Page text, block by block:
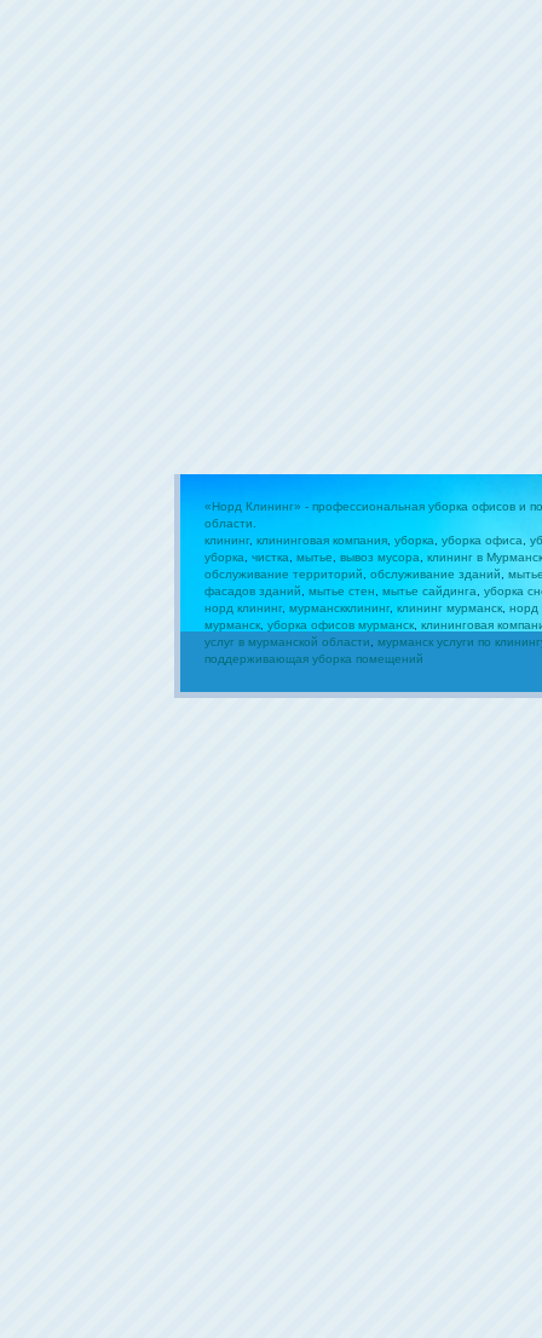
«Норд Клининг» - профессиональная уборка офисов и
области.
клининг, клининговая компания уборка уборка офиса
уборка
чистка мытье вывоз мусора
клининг в
обслуживание территорий
обслуживание зданий
фасадов зданий
мытье стен мытье сайдинга
уборка
норд клининг, мурманскклининг, клининг мурманск норд
мурманск уборка офисов мурманск клининговая
услуг в мурманской области
мурманск услуги по
поддерживающая уборка помещений